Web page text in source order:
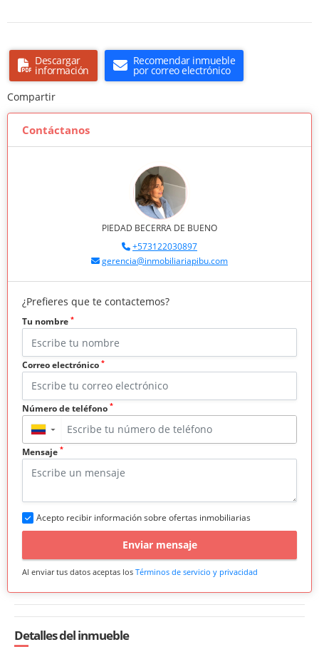
Descargar
información
Recomendar inmueble
por correo electrónico
Compartir
Contáctanos
PIEDAD BECERRA DE BUENO
+573122030897
gerencia@inmobiliariapibu.com
¿Prefieres que te contactemos?
Tu nombre *
Correo electrónico *
Número de teléfono *
▼
Mensaje *
Acepto recibir información sobre ofertas inmobiliarias
Enviar mensaje
Al enviar tus datos aceptas los Términos de servicio y privacidad
Detalles del inmueble